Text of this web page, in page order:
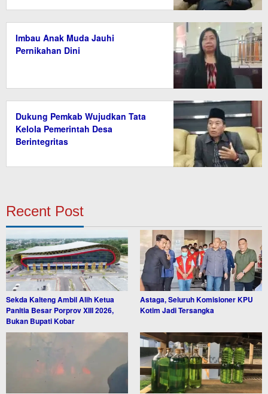
Imbau Anak Muda Jauhi
Pernikahan Dini
Dukung Pemkab Wujudkan Tata
Kelola Pemerintah Desa
Berintegritas
Recent Post
Sekda Kalteng Ambil Alih Ketua
Panitia Besar Porprov XIII 2026,
Bukan Bupati Kobar
Astaga, Seluruh Komisioner KPU
Kotim Jadi Tersangka